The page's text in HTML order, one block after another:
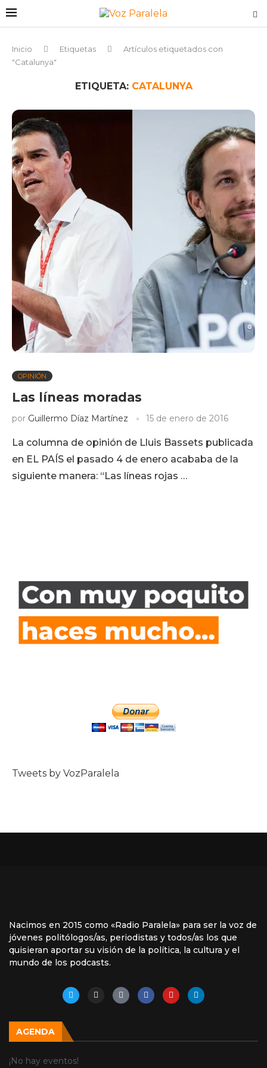
Inicio Etiquetas
Artículos etiquetados con
"Catalunya"
ETIQUETA: CATALUNYA
OPINIÓN
Las líneas moradas
por Guillermo Díaz Martínez 15 de enero de 2016
La columna de opinión de Lluis Bassets publicada
en EL PAÍS el pasado 4 de enero acababa de la
siguiente manera: “Las líneas rojas …
Tweets by VozParalela
Nacimos en 2015 como «Radio Paralela» para ser la voz de
jóvenes politólogos/as, periodistas y todos/as los que
quisieran aportar su visión de la política, la cultura y el
mundo de los podcasts.
AGENDA
¡No hay eventos!